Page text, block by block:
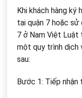
Khi khách hàng ký
tại quận 7 hoặc sử
7 ở Nam Việt Luật
một quy trình dịch
sau:
Bước 1: Tiếp